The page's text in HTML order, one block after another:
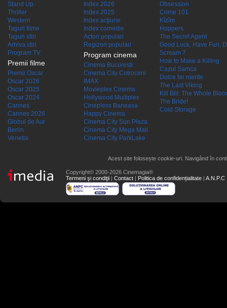
Stand Up
Thriller
Western
Taguri filme
Taguri stiri
Arhiva stiri
Program TV
Premii filme
Premii Oscar
Oscar 2026
Oscar 2025
Oscar 2024
Cannes
Cannes 2026
Globul de Aur
Berlin
Venetia
Index 2026
Index 2025
Index acţiune
Index comedie
Actori populari
Regizori populari
Program cinema
Cinema Bucuresti
Cinema City Cotroceni
IMAX
Movieplex Cinema
Hollywood Multiplex
Cineplexx Baneasa
Happy Cinema
Cinema City Sun Plaza
Cinema City Mega Mall
Cinema City ParkLake
Obsession
Crime 101
Kîzîm
Hoppers
The Secret Agent
Good Luck, Have Fun,
Scream 7
How to Make a Killing
Cazul Samca
Dolce far niente
The Last Viking
Kill Bill: The Whole
The Bride!
Cold Storage
Acest site folosește cookie-uri. Navigând în
Copyright© 2000-2026 Cinemagia®
Termeni şi condiţii | Contact | Politica de confidențialitate | A.N.P.C